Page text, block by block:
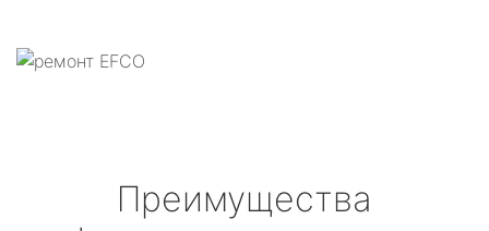
Преимущества